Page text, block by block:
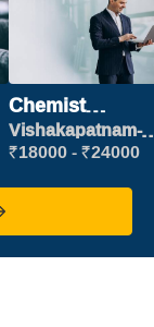
Chemist
Production
Executive
Vishakapatnam-
new
₹18000 - ₹24000